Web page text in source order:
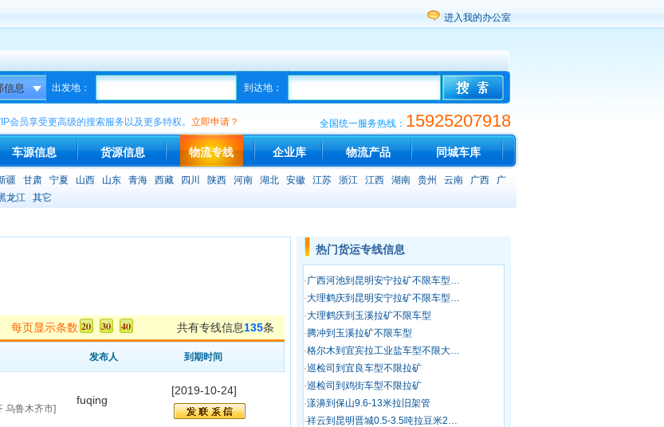
进入我的办公室
出发地： 到达地：
会员享受更高级的搜索服务以及更多特权。 立即申请？ 全国统一服务热线： 15925207918
车源信息 货源信息 物流专线 企业库 物流产品 同城车库
疆 甘肃 宁夏 山西 山东 青海 西藏 四川 陕西 河南 湖北 安徽 江苏 浙江 江西 湖南 贵州 云南 广西
广
龙江 其它
每页显示条数 共有专线信息135条
发布人 到期时间
乌鲁木齐市]
fuqing
[2019-10-24]
热门货运专线信息
·广西河池到昆明安宁拉矿不限车型…
·大理鹤庆到昆明安宁拉矿不限车型…
·大理鹤庆到玉溪拉矿不限车型
·腾冲到玉溪拉矿不限车型
·格尔木到宜宾拉工业盐车型不限大…
·巡检司到宜良车型不限拉矿
·巡检司到鸡街车型不限拉矿
·漾濞到保山9.6-13米拉旧架管
·祥云到昆明晋城0.5-3.5吨拉豆米2…